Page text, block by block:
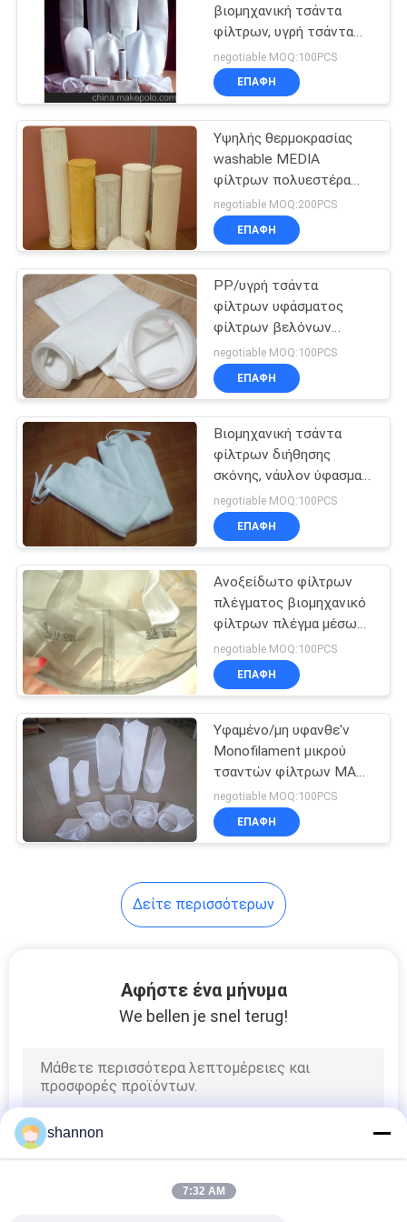
Κλουβί φίλτρων
τσαντών
Ύφασμα φίλτρων
PTFE
Υφαμένο ύφασμα
φίλτρων
Νάυλον ύφασμα
φίλτρων
13
φίλτρων
Ύφασμα φίλτρων
ΜΑΔ
βιομηχανική τσάντα
φίλτρων, υγρή τσάντα
φίλτρων υφάσματος
φίλτρων ΜΑΔ P84
negotiable MOQ:100PCS
ΕΠΑΦΉ
Υψηλής θερμοκρασίας
washable MEDIA
φίλτρων πολυεστέρα
τσαντών φίλτρων
συλλεκτών σκόνης
negotiable MOQ:200PCS
ΕΠΑΦΉ
PP/υγρή τσάντα
φίλτρων υφάσματος
φίλτρων βελόνων
πολυπροπυλενίου για το
ενυδρείο δεξαμενών
negotiable MOQ:100PCS
ΕΠΑΦΉ
Βιομηχανική τσάντα
φίλτρων διήθησης
σκόνης, νάυλον ύφασμα
φίλτρων μικρού Nomex
γυαλιού
negotiable MOQ:100PCS
ΕΠΑΦΉ
Ανοξείδωτο φίλτρων
πλέγματος βιομηχανικό
φίλτρων πλέγμα μέσων
φίλτρων τσαντών
υψηλής θερμοκρασίας 2-
635
negotiable MOQ:100PCS
ΕΠΑΦΉ
Υφαμένο/μη υφανθε'ν
Monofilament μικρού
τσαντών φίλτρων ΜΑΔ
FMS νάυλον ύφασμα
φίλτρων
negotiable MOQ:100PCS
ΕΠΑΦΉ
Δείτε περισσότερων
Αφήστε ένα μήνυμα
We bellen je snel terug!
shannon
7:32 AM